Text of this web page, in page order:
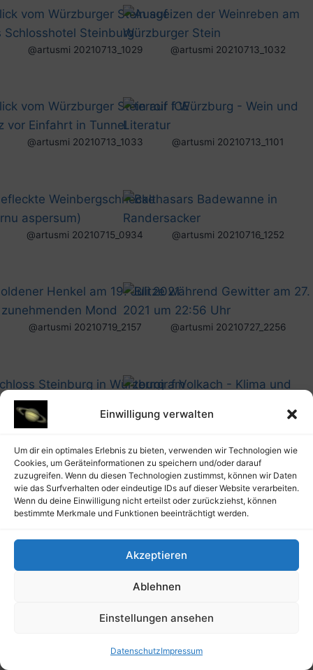
Einwilligung verwalten
Um dir ein optimales Erlebnis zu bieten, verwenden wir Technologien wie
Cookies, um Geräteinformationen zu speichern und/oder darauf
zuzugreifen. Wenn du diesen Technologien zustimmst, können wir Daten
wie das Surfverhalten oder eindeutige IDs auf dieser Website verarbeiten.
Wenn du deine Einwilligung nicht erteilst oder zurückziehst, können
bestimmte Merkmale und Funktionen beeinträchtigt werden.
Akzeptieren
Ablehnen
Einstellungen ansehen
DatenschutzImpressum
@artusmi 20210713_1029 @artusmi 20210713_1032
@artusmi 20210713_1033 @artusmi 20210713_1101
@artusmi 20210715_0934 @artusmi 20210716_1252
@artusmi 20210719_2157 @artusmi 20210727_2256
@artusmi 20210728_1437 @artusmi 20210729_1143
@artusmi 20210729_1204
@artusmi 20210729_1208
@artusmi 20210729_1208
@artusmi 20210729_1224